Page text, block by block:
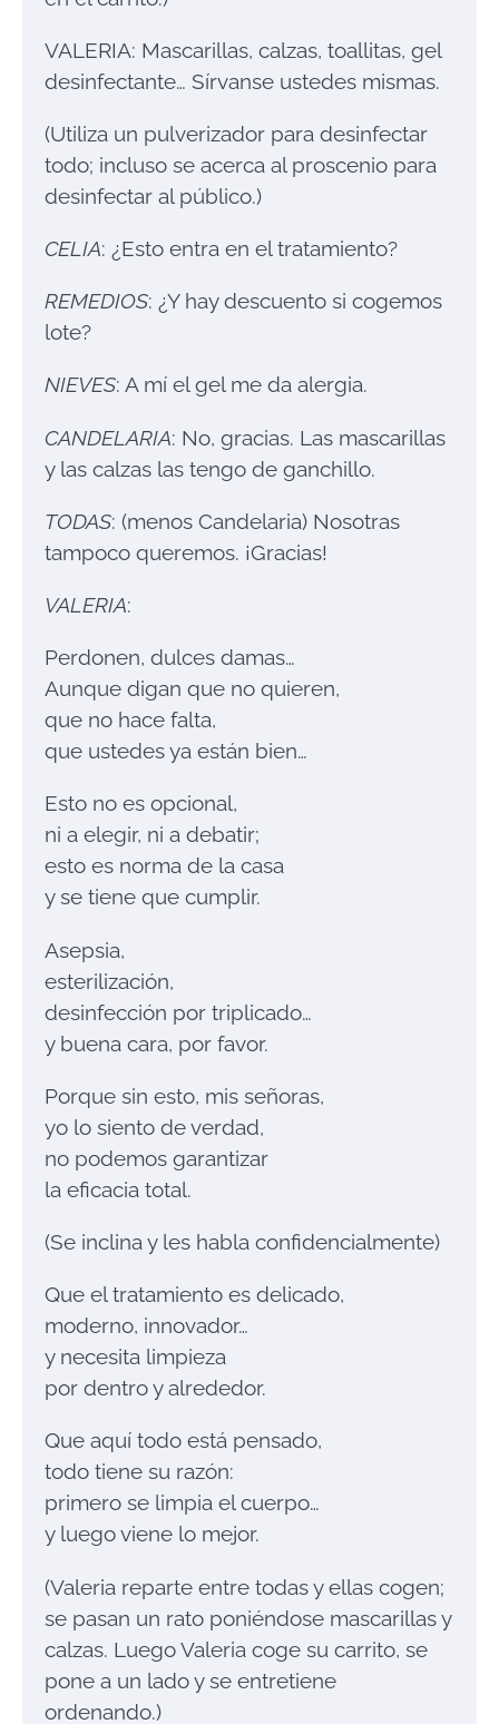
VALERIA: Mascarillas, calzas, toallitas, gel
desinfectante… Sírvansе ustedes mismas.
(Utiliza un pulverizador para desinfectar
todo; incluso se acerca al proscenio para
desinfectar al público.)
CELIA: ¿Esto entra en el tratamiento?
REMEDIOS: ¿Y hay descuento si cogemos
lote?
NIEVES: A mí el gel me da alergia.
CANDELARIA: No, gracias. Las mascarillas
y las calzas las tengo de ganchillo.
TODAS: (menos Candelaria) Nosotras
tampoco queremos. ¡Gracias!
VALERIA:
Perdonen, dulces damas…
Aunque digan que no quieren,
que no hace falta,
que ustedes ya están bien…
Esto no es opcional,
ni a elegir, ni a debatir;
esto es norma de la casa
y se tiene que cumplir.
Asepsia,
esterilización,
desinfección por triplicado…
y buena cara, por favor.
Porque sin esto, mis señoras,
yo lo siento de verdad,
no podemos garantizar
la eficacia total.
(Se inclina y les habla confidencialmente)
Que el tratamiento es delicado,
moderno, innovador…
y necesita limpieza
por dentro y alrededor.
Que aquí todo está pensado,
todo tiene su razón:
primero se limpia el cuerpo…
y luego viene lo mejor.
(Valeria reparte entre todas y ellas cogen;
se pasan un rato poniéndose mascarillas y
calzas. Luego Valeria coge su carrito, se
pone a un lado y se entretiene
ordenando.)